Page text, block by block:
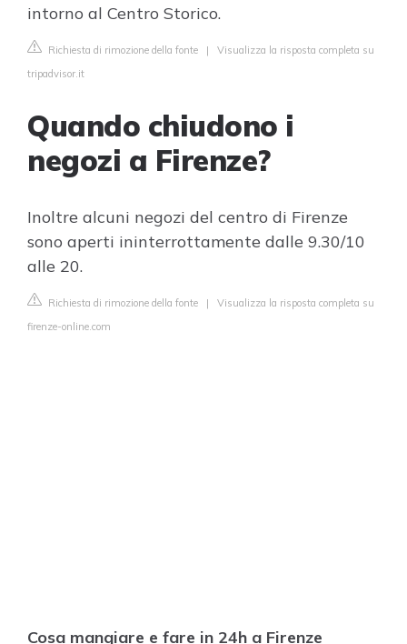
intorno al Centro Storico.
Richiesta di rimozione della fonte | Visualizza la risposta completa su
tripadvisor.it
Quando chiudono i
negozi a Firenze?
Inoltre alcuni negozi del centro di Firenze
sono aperti ininterrottamente dalle 9.30/10
alle 20.
Richiesta di rimozione della fonte | Visualizza la risposta completa su
firenze-online.com
Cosa mangiare e fare in 24h a Firenze